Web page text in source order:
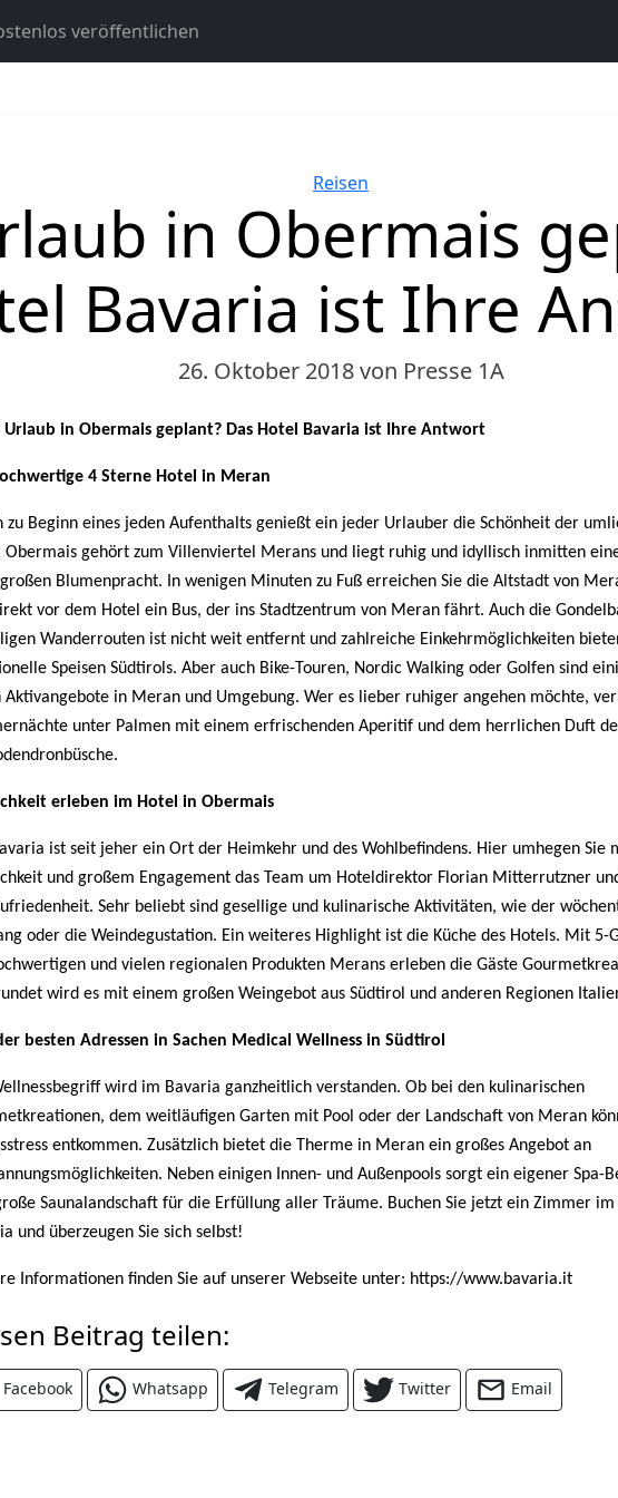
veröffentlichen
Kategorien
Reisen
in Obermais
Bavaria ist Ihre
26. Oktober 2018von Presse 1A
Urlaub in Obermais geplant? Das Hotel Bavaria ist Ihre Antwort
4 Sterne Hotel in Meran
zu Beginn eines jeden Aufenthalts genießt ein jeder Urlauber die Schönheit der
Obermais gehört zum Villenviertel Merans und liegt ruhig und idyllisch inmitten
Blumenpracht. In wenigen Minuten zu Fuß erreichen Sie die Altstadt von
vor dem Hotel ein Bus, der ins Stadtzentrum von Meran fährt. Auch die
Wanderrouten ist nicht weit entfernt und zahlreiche Einkehrmöglichkeiten
Speisen Südtirols. Aber auch Bike-Touren, Nordic Walking oder Golfen sind
Aktivangebote in Meran und Umgebung. Wer es lieber ruhiger angehen möchte,
unter Palmen mit einem erfrischenden Aperitif und dem herrlichen Duft
erleben im Hotel in Obermais
ist seit jeher ein Ort der Heimkehr und des Wohlbefindens. Hier umhegen Sie
und großem Engagement das Team um Hoteldirektor Florian Mitterrutzner
Sehr beliebt sind gesellige und kulinarische Aktivitäten, wie der
oder die Weindegustation. Ein weiteres Highlight ist die Küche des Hotels. Mit 5-
und vielen regionalen Produkten Merans erleben die Gäste
wird es mit einem großen Weingebot aus Südtirol und anderen Regionen
besten Adressen in Sachen Medical Wellness in Südtirol
wird im Bavaria ganzheitlich verstanden. Ob bei den kulinarischen
dem weitläufigen Garten mit Pool oder der Landschaft von Meran
entkommen. Zusätzlich bietet die Therme in Meran ein großes Angebot an
Neben einigen Innen- und Außenpools sorgt ein eigener Spa-
Saunalandschaft für die Erfüllung aller Träume. Buchen Sie jetzt ein Zimmer im
und überzeugen Sie sich selbst!
Informationen finden Sie auf unserer Webseite unter: https://www.bavaria.it
Beitrag teilen:
Facebook Whatsapp Telegram Twitter Email